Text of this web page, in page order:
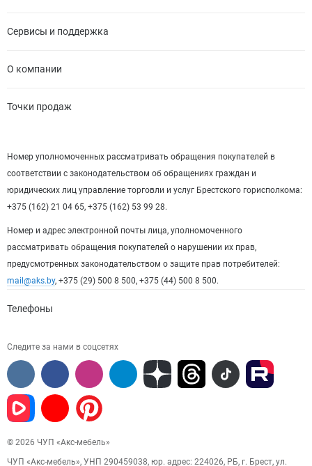
Сервисы и поддержка
О компании
Точки продаж
Номер уполномоченных рассматривать обращения покупателей в
соответствии с законодательством об обращениях граждан и
юридических лиц управление торговли и услуг Брестского горисполкома:
+375 (162) 21 04 65, +375 (162) 53 99 28.
Номер и адрес электронной почты лица, уполномоченного
рассматривать обращения покупателей о нарушении их прав,
предусмотренных законодательством о защите прав потребителей:
mail@aks.by, +375 (29) 500 8 500, +375 (44) 500 8 500.
Телефоны
Следите за нами в соцсетях
© 2026 ЧУП «Акс-мебель»
ЧУП «Акс-мебель», УНП 290459038, юр. адрес: 224026, РБ, г. Брест, ул.